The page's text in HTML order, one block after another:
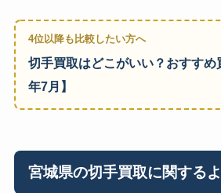
4位以降も比較したい方へ
切手買取はどこがいい？おすす
年7月】
宮城県の切手買取に関する